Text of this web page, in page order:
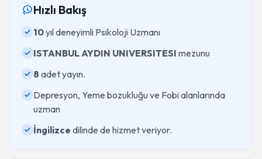
Hızlı Bakış
10yıl deneyimli Psikoloji Uzmanı
ISTANBUL AYDIN UNIVERSITESI mezunu
8 adet yayın.
Depresyon, Yeme bozukluğu ve Fobi alanlarında
uzman
İngilizce dilinde de hizmet veriyor.